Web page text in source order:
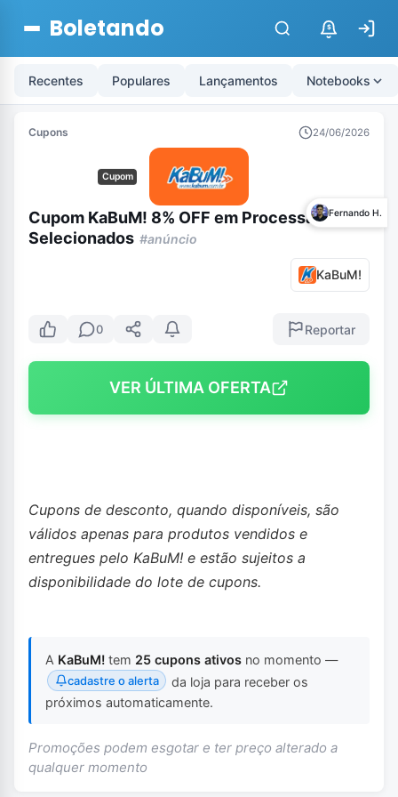
Boletando $
Recentes Populares Lançamentos Notebooks
Cupons 24/06/2026
Cupom
Fernando H.
Cupom KaBuM! 8% OFF em Processadores
Selecionados #anúncio
KaBuM!
0 Reportar
VER ÚLTIMA OFERTA
Cupons de desconto, quando disponíveis, são
válidos apenas para produtos vendidos e
entregues pelo KaBuM! e estão sujeitos a
disponibilidade do lote de cupons.
A KaBuM! tem 25 cupons ativos no momento —
cadastre o alerta
da loja para receber os
próximos automaticamente.
Promoções podem esgotar e ter preço alterado a
qualquer momento